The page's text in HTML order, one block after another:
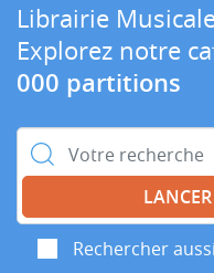
Librairie
Explorez notre
000 partitions
Rechercher :
Rechercher